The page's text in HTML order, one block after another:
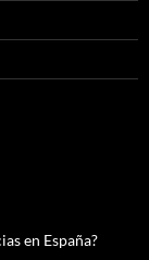
en España?